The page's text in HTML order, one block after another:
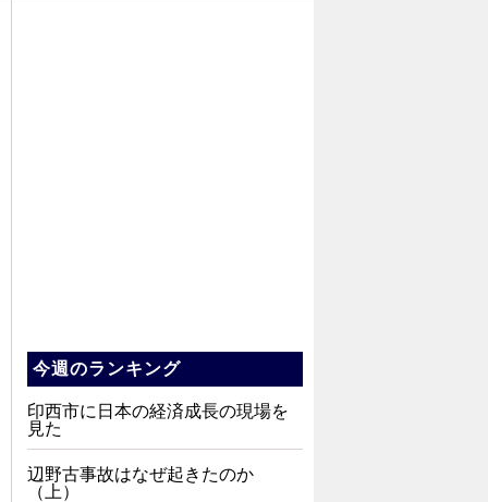
今週のランキング
印西市に日本の経済成長の現場を
見た
辺野古事故はなぜ起きたのか
（上）